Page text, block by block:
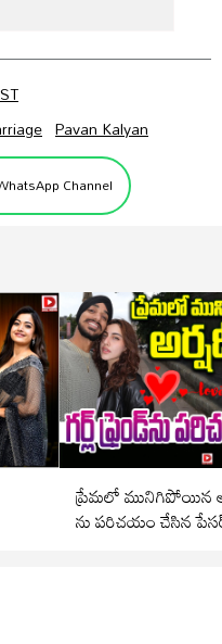
Pavan Kalyan
Channel
ప్రేమలో మునిగిపోయిన
ను పరిచయం చేసిన